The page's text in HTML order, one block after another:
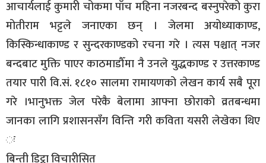
आचार्यलाई कुमारी चोकमा पाँच महिना नजरबन्द बस्नुपरेको कुरा
मोतीराम भट्टले जनाएका छन् । जेलमा अयोध्याकाण्ड,
किस्किन्धाकाण्ड र सुन्दरकाण्डको रचना गरे । त्यस पश्चात् नजर
बन्दबाट मुक्ति पाएर काठमाडौँमा नै उनले युद्धकाण्ड र उत्तरकाण्ड
तयार पारी वि.सं. १८१० सालमा रामायणको लेखन कार्य सबै पूरा
गरे ।भानुभक्त जेल परेकै बेलामा आफ्ना छोराको व्रतबन्धमा
जानका लागि प्रशासनसँग विन्ति गरी कविता यसरी लेखेका थिए
ः